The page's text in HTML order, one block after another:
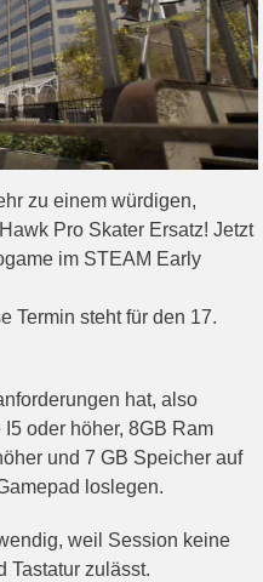
zu einem würdigen,
Pro Skater Ersatz! Jetzt
im STEAM Early
Termin steht für den 17.
hat, also
oder höher, 8GB Ram
und 7 GB Speicher auf
loslegen.
weil Session keine
Tastatur zulässt.